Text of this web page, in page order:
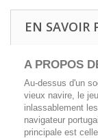
EN SAVOIR
A PROPOS
Au-dessus d'un
vieux navire, le
inlassablement
navigateur
principale est